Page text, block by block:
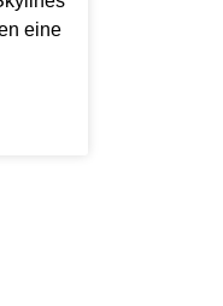
eine